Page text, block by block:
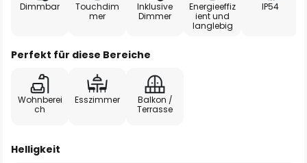
Dimmbar
Touchdim
mer
Inklusive
Dimmer
Energieeffiz
ient und
langlebig
IP54
Perfekt für diese Bereiche
Wohnberei
ch
Esszimmer
Balkon /
Terrasse
Helligkeit